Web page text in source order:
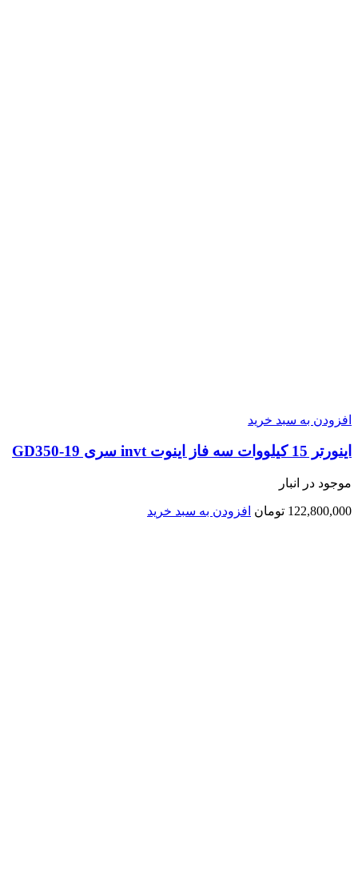
افزودن به سبد خرید
اينورتر 15 کیلووات سه فاز اینوت invt سری GD350-19
موجود در انبار
122,800,000 تومان افزودن به سبد خرید